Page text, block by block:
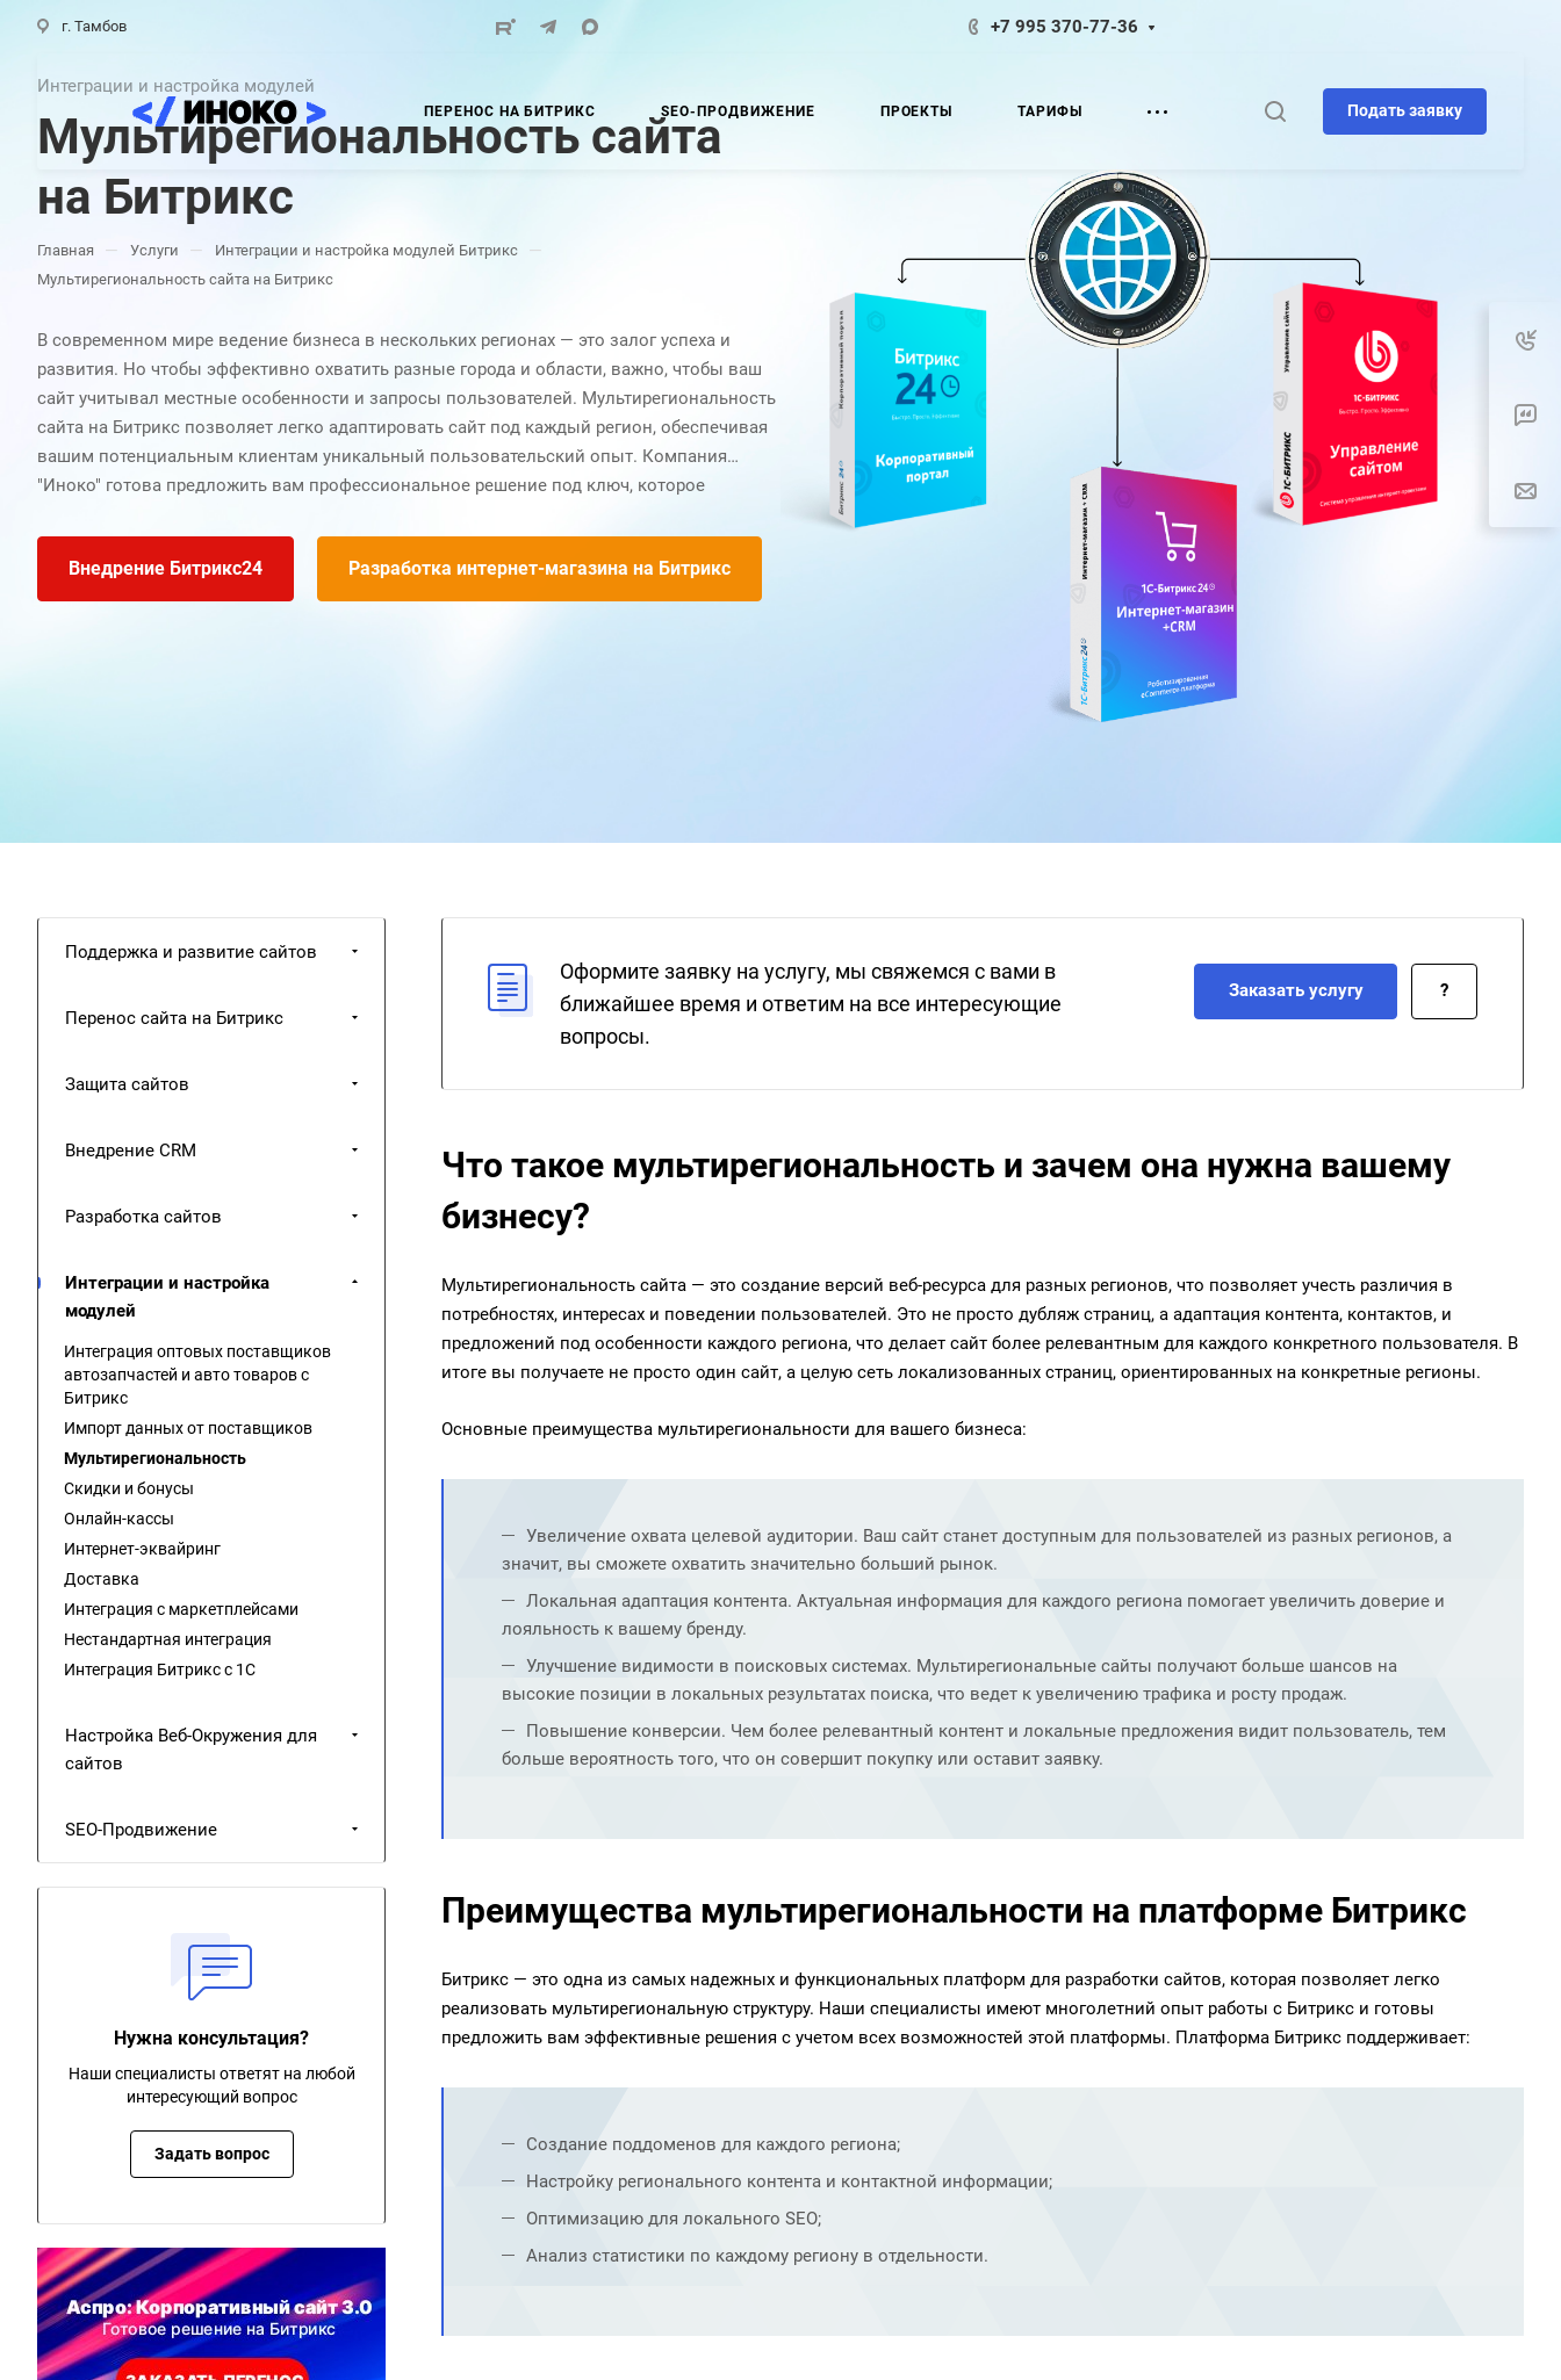
г. Тамбов +7 995 370-77-36
ПЕРЕНОС НА БИТРИКС SEO-ПРОДВИЖЕНИЕ ПРОЕКТЫ ТАРИФЫ Подать заявку
Интеграции и настройка модулей
Мультирегиональность сайта
на Битрикс
Главная — Услуги — Интеграции и настройка модулей Битрикс —
Мультирегиональность сайта на Битрикс
В современном мире ведение бизнеса в нескольких регионах — это залог успеха и
развития. Но чтобы эффективно охватить разные города и области, важно, чтобы ваш
сайт учитывал местные особенности и запросы пользователей. Мультирегиональность
сайта на Битрикс позволяет легко адаптировать сайт под каждый регион, обеспечивая
вашим потенциальным клиентам уникальный пользовательский опыт. Компания
"Иноко" готова предложить вам профессиональное решение под ключ, которое
на платформе Битрикс.
Внедрение Битрикс24 Разработка интернет-магазина на Битрикс
Оформите заявку на услугу, мы свяжемся с вами в
ближайшее время и ответим на все интересующие
вопросы.
Заказать услугу ?
Что такое мультирегиональность и зачем она нужна вашему
бизнесу?
Мультирегиональность сайта — это создание версий веб-ресурса для разных регионов, что позволяет учесть различия в
потребностях, интересах и поведении пользователей. Это не просто дубляж страниц, а адаптация контента, контактов, и
предложений под особенности каждого региона, что делает сайт более релевантным для каждого конкретного пользователя. В
итоге вы получаете не просто один сайт, а целую сеть локализованных страниц, ориентированных на конкретные регионы.
Основные преимущества мультирегиональности для вашего бизнеса:
Увеличение охвата целевой аудитории. Ваш сайт станет доступным для пользователей из разных регионов, а
значит, вы сможете охватить значительно больший рынок.
Локальная адаптация контента. Актуальная информация для каждого региона помогает увеличить доверие и
лояльность к вашему бренду.
Улучшение видимости в поисковых системах. Мультирегиональные сайты получают больше шансов на
высокие позиции в локальных результатах поиска, что ведет к увеличению трафика и росту продаж.
Повышение конверсии. Чем более релевантный контент и локальные предложения видит пользователь, тем
больше вероятность того, что он совершит покупку или оставит заявку.
Преимущества мультирегиональности на платформе Битрикс
Битрикс — это одна из самых надежных и функциональных платформ для разработки сайтов, которая позволяет легко
реализовать мультирегиональную структуру. Наши специалисты имеют многолетний опыт работы с Битрикс и готовы
предложить вам эффективные решения с учетом всех возможностей этой платформы. Платформа Битрикс поддерживает:
Создание поддоменов для каждого региона;
Настройку регионального контента и контактной информации;
Оптимизацию для локального SEO;
Анализ статистики по каждому региону в отдельности.
Поддержка и развитие сайтов
Перенос сайта на Битрикс
Защита сайтов
Внедрение CRM
Разработка сайтов
Интеграции и настройка
модулей
Интеграция оптовых поставщиков
автозапчастей и авто товаров с
Битрикс
Импорт данных от поставщиков
Мультирегиональность
Скидки и бонусы
Онлайн-кассы
Интернет-эквайринг
Доставка
Интеграция с маркетплейсами
Нестандартная интеграция
Интеграция Битрикс с 1С
Настройка Веб-Окружения для
сайтов
SEO-Продвижение
Нужна консультация?
Наши специалисты ответят на любой
интересующий вопрос
Задать вопрос